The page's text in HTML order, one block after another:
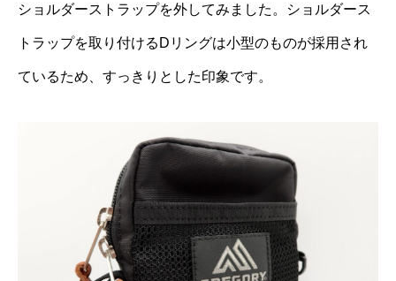
ショルダーストラップを外してみました。ショルダース
トラップを取り付けるDリングは小型のものが採用され
ているため、すっきりとした印象です。